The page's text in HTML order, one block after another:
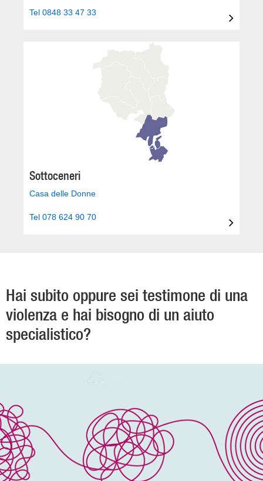
Tel 0848 33 47 33
Sottoceneri
Casa delle Donne
Tel 078 624 90 70
Hai subito oppure sei testimone di una
violenza e hai bisogno di un aiuto
specialistico?